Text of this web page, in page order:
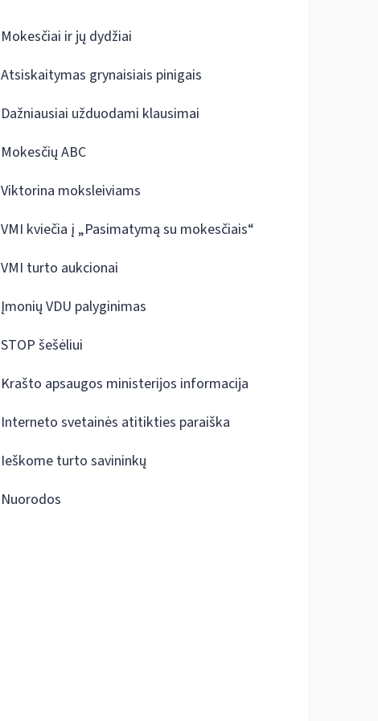
Mokesčiai ir jų dydžiai
Atsiskaitymas grynaisiais pinigais
Dažniausiai užduodami klausimai
Mokesčių ABC
Viktorina moksleiviams
VMI kviečia į „Pasimatymą su mokesčiais“
VMI turto aukcionai
Įmonių VDU palyginimas
STOP šešėliui
Krašto apsaugos ministerijos informacija
Interneto svetainės atitikties paraiška
Ieškome turto savininkų
Nuorodos